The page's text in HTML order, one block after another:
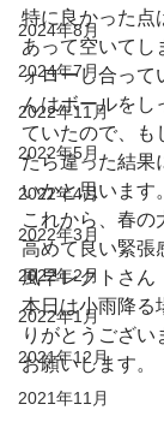
2024年8月
2024年7月
2022年11月
2022年5月
2022年4月
2022年3月
2022年2月
2022年1月
2021年12月
2021年11月
特に良かった点
あって空いてし
ォローし合って
んはボールをし
ていたので、も
たら違った結果
いかと思います。
これから、春の
高めて良い緊張
風早レクトさん
本日は小雨降る
りがとうござい
お願いします。